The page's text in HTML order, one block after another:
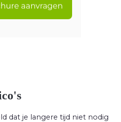
dat je langere tijd niet nodig